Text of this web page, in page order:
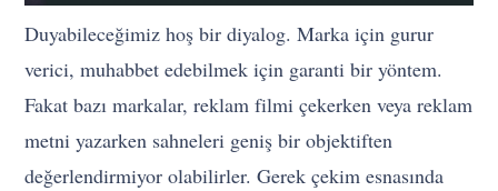
Duyabileceğimiz hoş bir diyalog. Marka için gurur
verici, muhabbet edebilmek için garanti bir yöntem.
Fakat bazı markalar, reklam filmi çekerken veya reklam
metni yazarken sahneleri geniş bir objektiften
değerlendirmiyor olabilirler. Gerek çekim esnasında